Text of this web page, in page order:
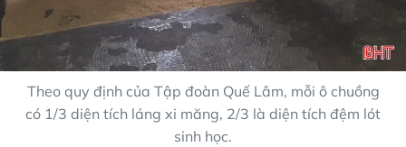
Theo quy định của Tập đoàn Quế Lâm, mỗi ô chuồng
có 1/3 diện tích láng xi măng, 2/3 là diện tích đệm lót
sinh học.